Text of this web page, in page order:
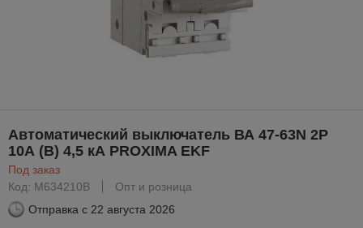
Автоматический выключатель ВА 47-63N 2P
10А (В) 4,5 кА PROXIMA EKF
Под заказ
Код: M634210B
Опт и розница
Отправка с 22 августа 2026